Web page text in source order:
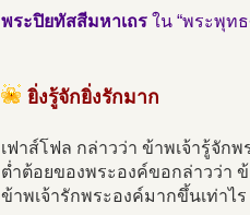
พระปิยทัสสีมหาเถร ใน “พระพุท
ยิ่งรู้จักยิ่งรักมาก
เฟาส์โฟล กล่าวว่า ข้าพเจ้ารู้จัก
ต่ำต้อยของพระองค์ขอกล่าวว่า
ข้าพเจ้ารักพระองค์มากขึ้นเท่าไ